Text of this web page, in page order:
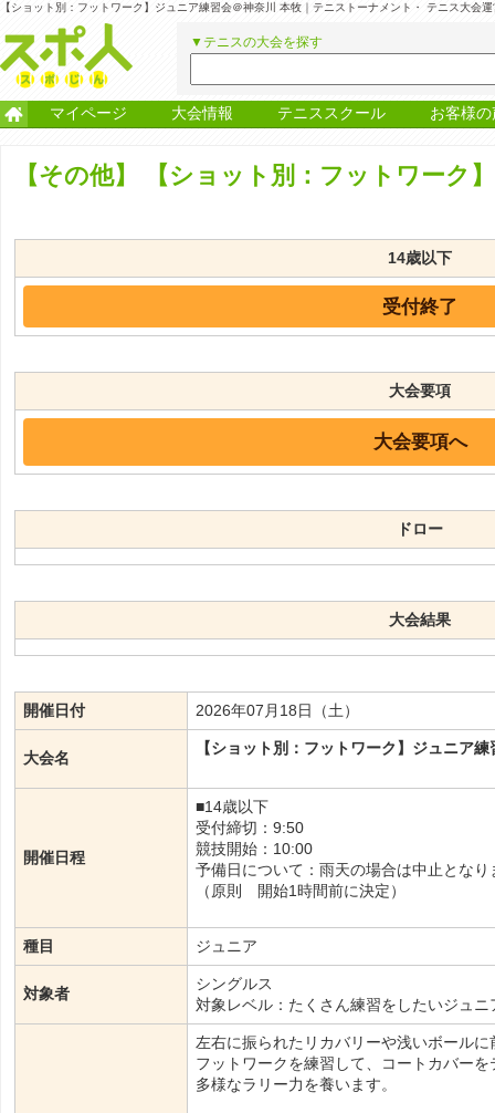
【ショット別：フットワーク】ジュニア練習会＠神奈川 本牧｜テニストーナメント・ テニス大会
▼テニスの大会を探す
マイページ 大会情報 テニススクール お客様の
【その他】 【ショット別：フットワーク
14歳以下
受付終了
大会要項
大会要項へ
ドロー
大会結果
開催日付 2026年07月18日（土）
大会名
【ショット別：フットワーク】ジュニア
開催日程
■14歳以下
受付締切：9:50
競技開始：10:00
予備日について：雨天の場合は中止となり
（原則 開始1時間前に決定）
種目 ジュニア
対象者
シングルス
対象レベル：たくさん練習をしたいジュニ
左右に振られたリカバリーや浅いボールに
フットワークを練習して、コートカバーを
多様なラリー力を養います。